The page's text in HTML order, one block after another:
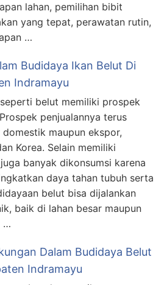
lahan, pemilihan bibit
yang tepat, perawatan rutin,
…
Budidaya Ikan Belut Di
Indramayu
belut memiliki prospek
penjualannya terus
maupun ekspor,
Korea. Selain memiliki
banyak dikonsumsi karena
daya tahan tubuh serta
belut bisa dijalankan
baik di lahan besar maupun
…
Dalam Budidaya Belut
Indramayu